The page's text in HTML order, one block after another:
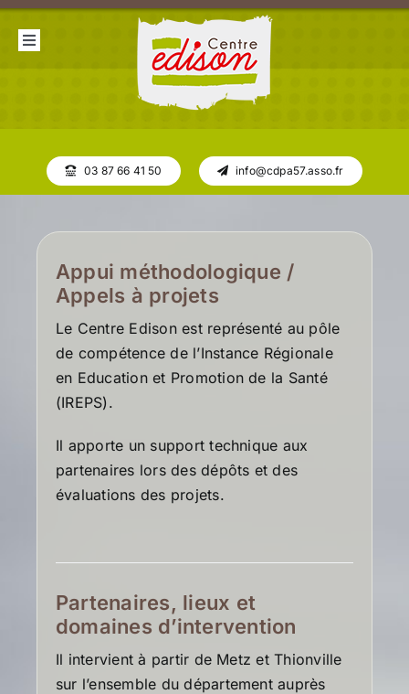
Passer
Toggle
Le centre de prévention
Le centre de soin
Liens utiles
03 87 66 41 50 info@cdpa57.asso.fr
Appui méthodologique /
Appels à projets
Le Centre Edison est représenté au pôle
de compétence de l’Instance Régionale
en Education et Promotion de la Santé
(IREPS).
Il apporte un support technique aux
partenaires lors des dépôts et des
évaluations des projets.
Partenaires, lieux et
domaines d’intervention
Il intervient à partir de Metz et Thionville
sur l’ensemble du département auprès